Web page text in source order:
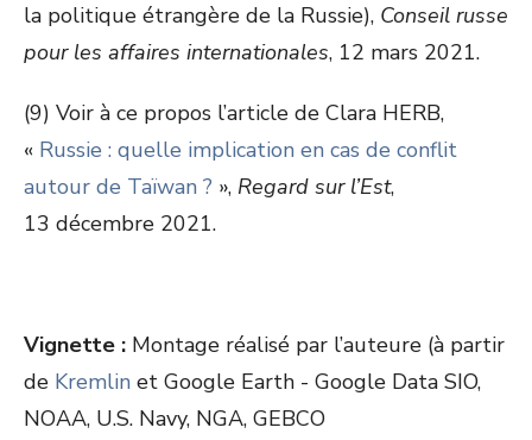
la politique étrangère de la Russie), Conseil russe
pour les affaires internationales, 12 mars 2021.
(9) Voir à ce propos l’article de Clara HERB,
« Russie : quelle implication en cas de conflit
autour de Taïwan ? », Regard sur l’Est,
13 décembre 2021.
Vignette : Montage réalisé par l’auteure (à partir
de Kremlin et Google Earth - Google Data SIO,
NOAA, U.S. Navy, NGA, GEBCO